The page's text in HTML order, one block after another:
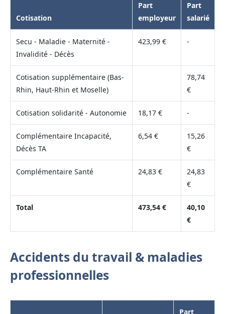
Cotisation
Part
employeur
Part
salarié
Secu - Maladie - Maternité -
Invalidité - Décès
423,99 € -
Cotisation supplémentaire (Bas-
Rhin, Haut-Rhin et Moselle)
78,74
€
Cotisation solidarité - Autonomie 18,17 € -
Complémentaire Incapacité,
Décès TA
6,54 €
15,26
€
Complémentaire Santé 24,83 €
24,83
€
Total 473,54 €
40,10
€
Accidents du travail & maladies
professionnelles
Part